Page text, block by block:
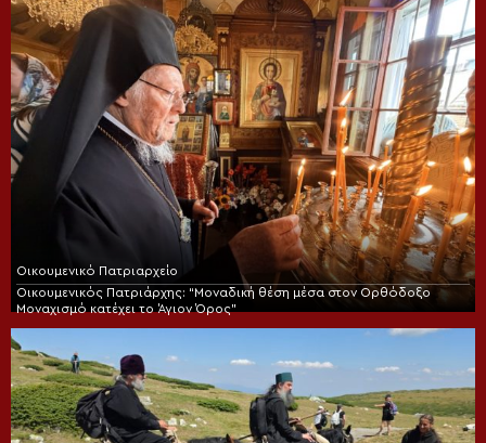
Οικουμενικό Πατριαρχείο
Οικουμενικός Πατριάρχης: “Μοναδική θέση μέσα στον Ορθόδοξο
Μοναχισμό κατέχει το Άγιον Όρος”